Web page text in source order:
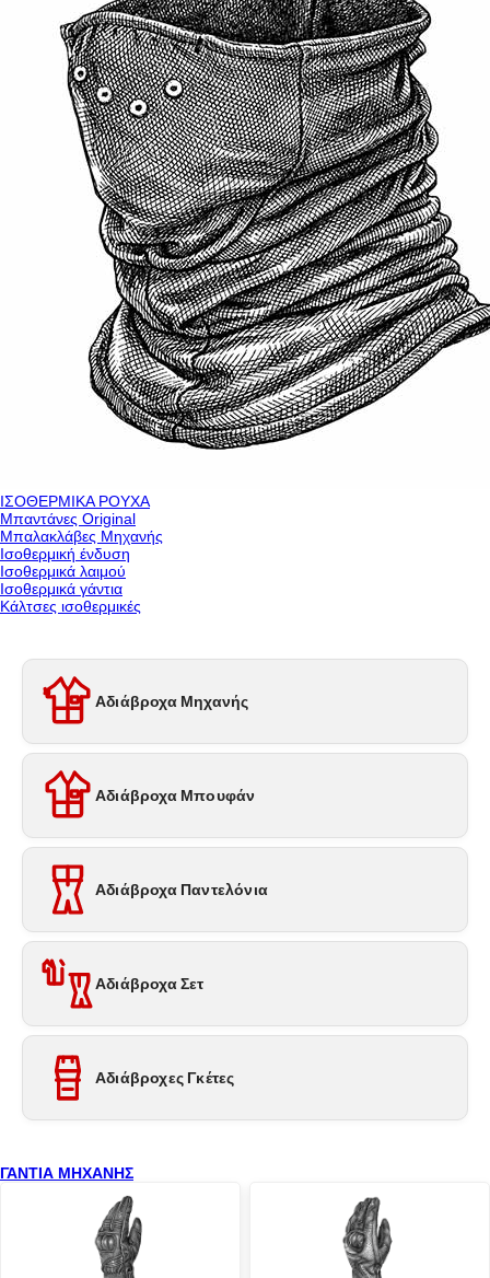
ΙΣΟΘΕΡΜΙΚΑ ΡΟΥΧΑ
Μπαντάνες Original
Μπαλακλάβες Μηχανής
Ισοθερμική ένδυση
Ισοθερμικά λαιμού
Ισοθερμικά γάντια
Κάλτσες ισοθερμικές
Αδιάβροχα Μηχανής
Αδιάβροχα Μπουφάν
Αδιάβροχα Παντελόνια
Αδιάβροχα Σετ
Αδιάβροχες Γκέτες
ΓΑΝΤΙΑ ΜΗΧΑΝΗΣ